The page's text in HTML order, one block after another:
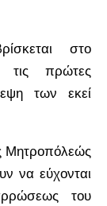
στο
τις πρώτες
των εκεί
Μητροπόλεώς
να εύχονται
του